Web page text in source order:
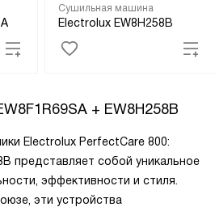
Сушильная машина
Electrolux EW8H258B
+ EW8H258B
Electrolux PerfectCare 800:
представляет собой уникальное
эффективности и стиля.
эти устройства